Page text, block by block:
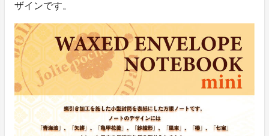
ザインです。